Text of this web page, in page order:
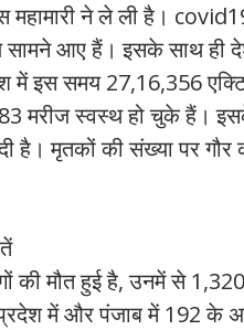
महामारी ने ले ली है।
आए हैं। इसके साथ ही
में इस समय 27,16,356
मरीज स्वस्थ हो चुके हैं।
दी है। मृतकों की संख्या पर
मौत हुई है, उनमें से 1,320
में और पंजाब में 192 के